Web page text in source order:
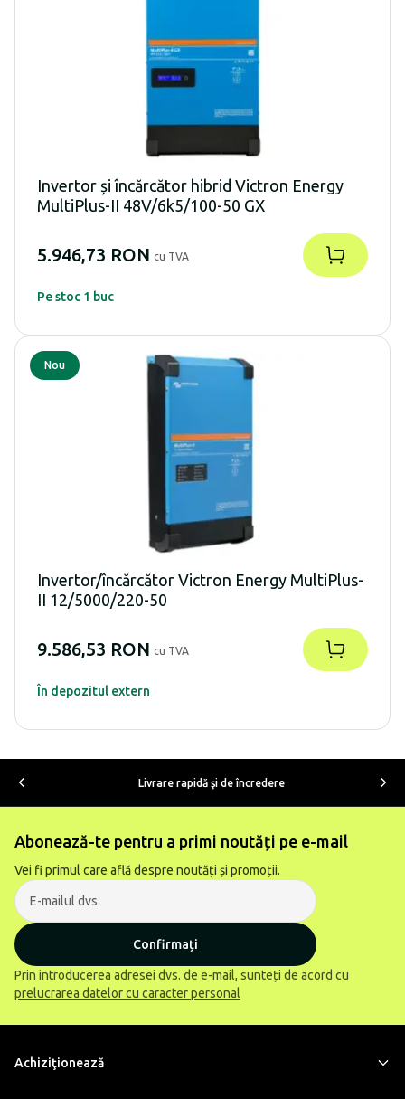
Invertor și încărcător hibrid Victron Energy
MultiPlus-II 48V/6k5/100-50 GX
5.946,73 RON cu TVA
Pe stoc 1 buc
Nou
Invertor/încărcător Victron Energy MultiPlus-
II 12/5000/220-50
9.586,53 RON cu TVA
În depozitul extern
Livrare rapidă şi de încredere
Abonează-te pentru a primi noutăți pe e-mail
Vei fi primul care află despre noutăți și promoții.
Confirmați
Prin introducerea adresei dvs. de e-mail, sunteți de acord cu
prelucrarea datelor cu caracter personal
Achiziţionează